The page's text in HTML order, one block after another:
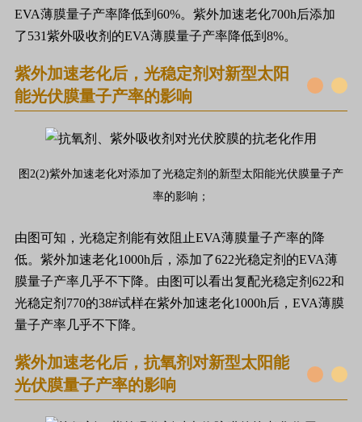
EVA薄膜量子产率降低到60%。紫外加速老化700h后添加
了531紫外吸收剂的EVA薄膜量子产率降低到8%。
紫外加速老化后，光稳定剂对新型太阳
能光伏膜量子产率的影响
图2(2)紫外加速老化对添加了光稳定剂的新型太阳能光伏膜量子产
率的影响；
由图可知，光稳定剂能有效阻止EVA薄膜量子产率的降
低。紫外加速老化1000h后，添加了622光稳定剂的EVA薄
膜量子产率几乎不下降。由图可以看出复配光稳定剂622和
光稳定剂770的38#试样在紫外加速老化1000h后，EVA薄膜
量子产率几乎不下降。
紫外加速老化后，抗氧剂对新型太阳能
光伏膜量子产率的影响